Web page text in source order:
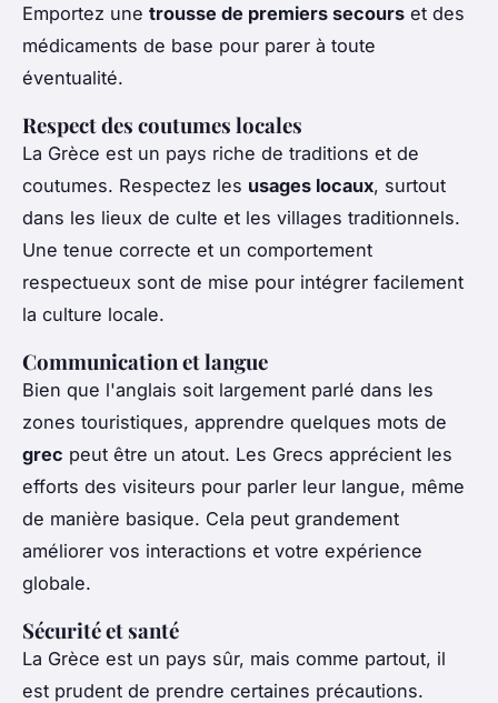
Emportez une trousse de premiers secours et des
médicaments de base pour parer à toute
éventualité.
Respect des coutumes locales
La Grèce est un pays riche de traditions et de
coutumes. Respectez les usages locaux, surtout
dans les lieux de culte et les villages traditionnels.
Une tenue correcte et un comportement
respectueux sont de mise pour intégrer facilement
la culture locale.
Communication et langue
Bien que l'anglais soit largement parlé dans les
zones touristiques, apprendre quelques mots de
grec peut être un atout. Les Grecs apprécient les
efforts des visiteurs pour parler leur langue, même
de manière basique. Cela peut grandement
améliorer vos interactions et votre expérience
globale.
Sécurité et santé
La Grèce est un pays sûr, mais comme partout, il
est prudent de prendre certaines précautions.